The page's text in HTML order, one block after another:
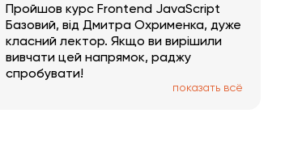
Пройшов курс Frontend JavaScript
Базовий, від Дмитра Охрименка, дуже
класний лектор. Якщо ви вирішили
вивчати цей напрямок, раджу
спробувати!
показать всё